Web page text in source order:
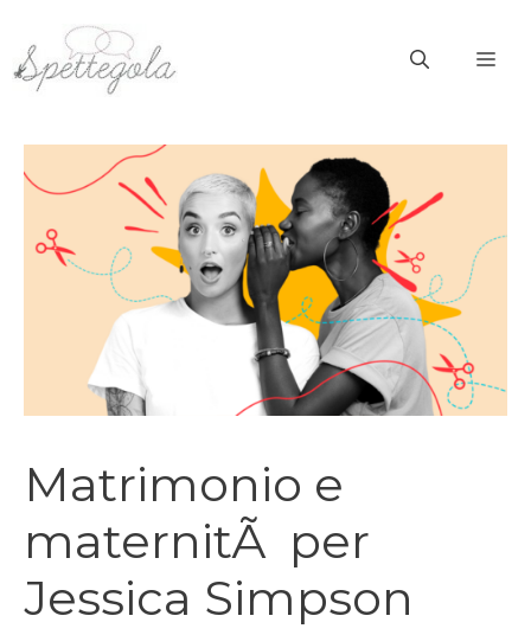
contenuto
Matrimonio e
maternitÃ per
Jessica Simpson